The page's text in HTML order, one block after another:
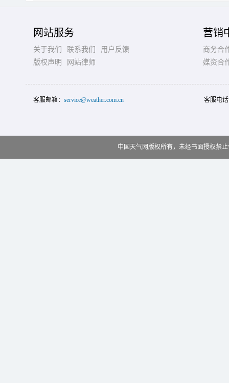
网站服务
关于我们 联系我们
用户反馈
版权声明
网站律师
营销
商务合
媒资合
客服邮箱： service@weather.com.cn 客服电
中国天气网版权所有，未经书面授权